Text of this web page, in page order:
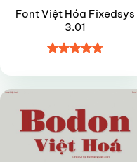
Font Việt Hóa Fixedsys
3.01
hạng4.85
sao